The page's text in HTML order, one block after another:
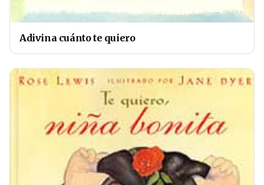
Adivina cuánto te quiero